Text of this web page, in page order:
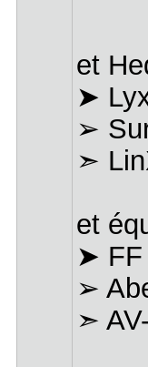
et
➤
➢
➣
et
➤ FF
➢
➣